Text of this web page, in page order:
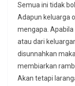
Semua ini tidak
Adapun keluarga
mengapa.
atau dari
disunnahkan
membiarkan
Akan tetapi